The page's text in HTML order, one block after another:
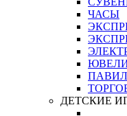
ЧАСЫ
ДЕТСКИЕ